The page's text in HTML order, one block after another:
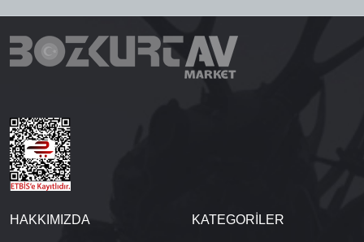
HAKKIMIZDA KATEGORİLER